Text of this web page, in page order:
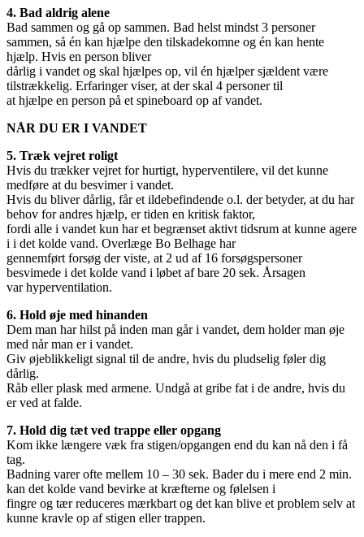
4. Bad aldrig alene
Bad sammen og gå op sammen. Bad helst mindst 3 personer
sammen, så én kan hjælpe den tilskadekomne og én kan hente
hjælp. Hvis en person bliver
dårlig i vandet og skal hjælpes op, vil én hjælper sjældent være
tilstrækkelig. Erfaringer viser, at der skal 4 personer til
at hjælpe en person på et spineboard op af vandet.
NÅR DU ER I VANDET
5. Træk vejret roligt
Hvis du trækker vejret for hurtigt, hyperventilere, vil det kunne
medføre at du besvimer i vandet.
Hvis du bliver dårlig, får et ildebefindende o.l. der betyder, at du har
behov for andres hjælp, er tiden en kritisk faktor,
fordi alle i vandet kun har et begrænset aktivt tidsrum at kunne agere
i i det kolde vand. Overlæge Bo Belhage har
gennemført forsøg der viste, at 2 ud af 16 forsøgspersoner
besvimede i det kolde vand i løbet af bare 20 sek. Årsagen
var hyperventilation.
6. Hold øje med hinanden
Dem man har hilst på inden man går i vandet, dem holder man øje
med når man er i vandet.
Giv øjeblikkeligt signal til de andre, hvis du pludselig føler dig
dårlig.
Råb eller plask med armene. Undgå at gribe fat i de andre, hvis du
er ved at falde.
7. Hold dig tæt ved trappe eller opgang
Kom ikke længere væk fra stigen/opgangen end du kan nå den i få
tag.
Badning varer ofte mellem 10 – 30 sek. Bader du i mere end 2 min.
kan det kolde vand bevirke at kræfterne og følelsen i
fingre og tær reduceres mærkbart og det kan blive et problem selv at
kunne kravle op af stigen eller trappen.